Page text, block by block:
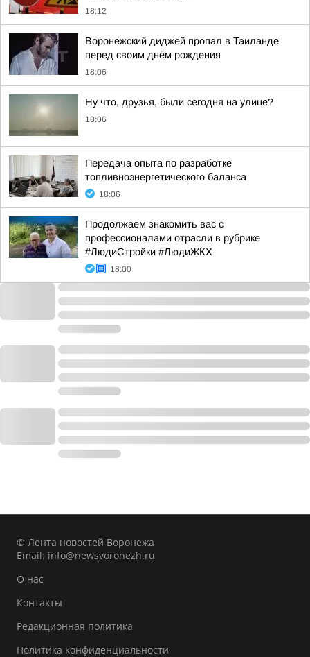
18:12
Воронежский диджей пропал в Таиланде
перед своим днём рождения
18:06
Ну что, друзья, были сегодня на улице?
18:06
Передача опыта по разработке
топливноэнергетического баланса
18:06
Продолжаем знакомить вас с
профессионалами отрасли в рубрике
#ЛюдиСтройки #ЛюдиЖКХ
18:00
© Лента новостей Воронежа
Email: info@newsvoronezh.ru
О нас
Контакты
Редакционная политика
Политика конфиденциальности